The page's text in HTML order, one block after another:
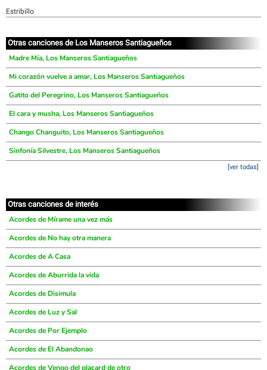
Estribillo
Otras canciones de Los Manseros Santiagueños
Madre Mía, Los Manseros Santiagueños
Mi corazón vuelve a amar, Los Manseros Santiagueños
Gatito del Peregrino, Los Manseros Santiagueños
El cara y musha, Los Manseros Santiagueños
Chango Changuito, Los Manseros Santiagueños
Sinfonía Silvestre, Los Manseros Santiagueños
[ver todas]
Otras canciones de interés
Acordes de Mírame una vez más
Acordes de No hay otra manera
Acordes de A Casa
Acordes de Aburrida la vida
Acordes de Disimula
Acordes de Luz y Sal
Acordes de Por Ejemplo
Acordes de El Abandonao
Acordes de Vengo del placard de otro